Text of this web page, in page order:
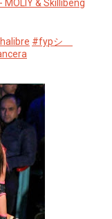
& Skillibeng
#fypシ゚